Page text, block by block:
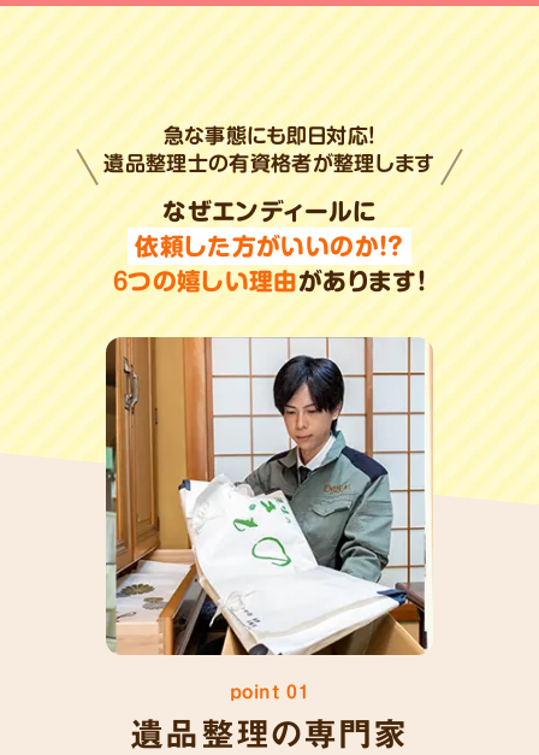
なぜエンディールに
依頼した方がいいのか!?
6つの嬉しい理由があります!
急な事態にも即日対応!
遺品整理士の有資格者が整理します
point 01
遺品整理の専門家